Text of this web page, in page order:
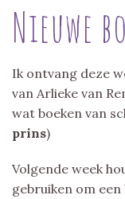
Nieuwe
Ik ontvang deze
van Arlieke van
wat boeken van
prins)
Volgende week
gebruiken om